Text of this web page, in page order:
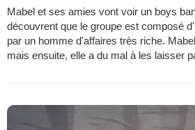
Mabel et ses amies vont voir un boys
découvrent que le groupe est composé
par un homme d'affaires très riche.
mais ensuite, elle a du mal à les laisser